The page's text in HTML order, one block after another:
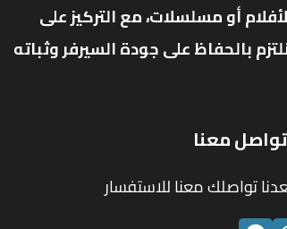
أو مسلسلات، مع التركيز على
بالحفاظ على جودة السيرفر وثباته
تواصل معنا
تواصلك معنا للاستفسار